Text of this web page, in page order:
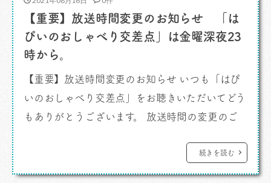
【重要】放送時間変更のお知らせ 「は
ぴいのおしゃべり交差点」は金曜深夜23
時から。
【重要】放送時間変更のお知らせ いつも「はぴ
いのおしゃべり交差点」をお聴きいただいてどう
もありがとうございます。 放送時間の変更のご
変更になります。いままでは金曜深夜0時でした
が8月20日金曜日の放送より23時からのオンエア
続きを読む